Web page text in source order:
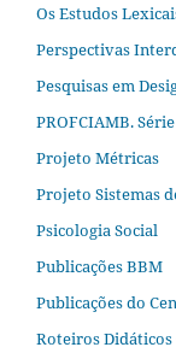
Os Estudos
Perspectivas
Pesquisas em
PROFCIAMB.
Projeto Métricas
Projeto Sistemas
Psicologia Social
Publicações BBM
Publicações do
Roteiros Didáticos